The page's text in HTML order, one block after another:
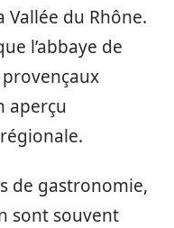
du Rhône.
l’abbaye de
aperçu
de gastronomie,
sont souvent